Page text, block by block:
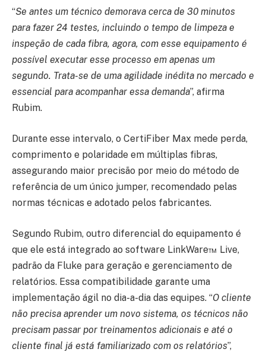
“Se antes um técnico demorava cerca de 30 minutos
para fazer 24 testes, incluindo o tempo de limpeza e
inspeção de cada fibra, agora, com esse equipamento é
possível executar esse processo em apenas um
segundo. Trata-se de uma agilidade inédita no mercado e
essencial para acompanhar essa demanda”, afirma
Rubim.
Durante esse intervalo, o CertiFiber Max mede perda,
comprimento e polaridade em múltiplas fibras,
assegurando maior precisão por meio do método de
referência de um único jumper, recomendado pelas
normas técnicas e adotado pelos fabricantes.
Segundo Rubim, outro diferencial do equipamento é
que ele está integrado ao software LinkWare™ Live,
padrão da Fluke para geração e gerenciamento de
relatórios. Essa compatibilidade garante uma
implementação ágil no dia-a-dia das equipes. “O cliente
não precisa aprender um novo sistema, os técnicos não
precisam passar por treinamentos adicionais e até o
cliente final já está familiarizado com os relatórios”,